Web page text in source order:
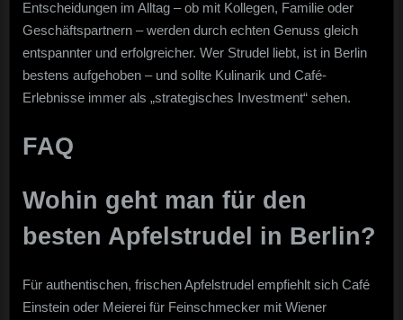
Entscheidungen im Alltag – ob mit Kollegen, Familie oder
Geschäftspartnern – werden durch echten Genuss gleich
entspannter und erfolgreicher. Wer Strudel liebt, ist in Berlin
bestens aufgehoben – und sollte Kulinarik und Café-
Erlebnisse immer als „strategisches Investment“ sehen.
FAQ
Wohin geht man für den
besten Apfelstrudel in Berlin?
Für authentischen, frischen Apfelstrudel empfiehlt sich Café
Einstein oder Meierei für Feinschmecker mit Wiener